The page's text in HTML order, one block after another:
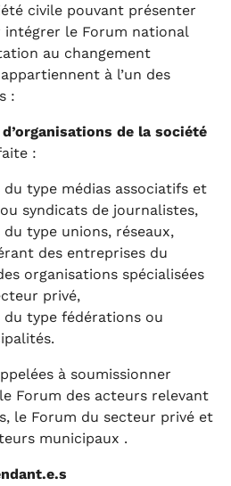
civile pouvant présenter
le Forum national
au changement
à l’un des
:
de la société
:
du type médias associatifs et
syndicats de journalistes,
type unions, réseaux,
des entreprises du
organisations spécialisées
privé,
du type fédérations ou
à soumissionner
Forum des acteurs relevant
le Forum du secteur privé et
municipaux .